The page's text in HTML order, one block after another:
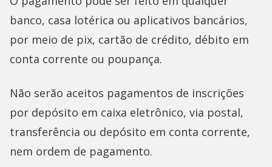
banco, casa lotérica ou aplicativos bancários,
por meio de pix, cartão de crédito, débito em
conta corrente ou poupança.
Não serão aceitos pagamentos de inscrições
por depósito em caixa eletrônico, via postal,
transferência ou depósito em conta corrente,
nem ordem de pagamento.